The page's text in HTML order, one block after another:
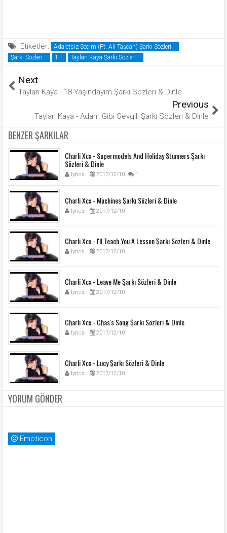
Etiketler:
Adaletsiz Seçim (Ft. Ali Taşcan) Şarkı Sözleri
Şarkı Sözleri
T Taylan Kaya Şarkı Sözleri
Next
Taylan Kaya - 18 Yaşındayım Şarkı Sözleri & Dinle
Previous
Taylan Kaya - Adam Gibi Sevgili Şarkı Sözleri & Dinle
BENZER ŞARKILAR
Charli Xcx - Supermodels And Holiday Stunners Şarkı
Sözleri & Dinle
lyrics 2017/12/10 1
Charli Xcx - Machines Şarkı Sözleri & Dinle
lyrics 2017/12/10
Charli Xcx - I'll Teach You A Lesson Şarkı Sözleri & Dinle
lyrics 2017/12/10
Charli Xcx - Leave Me Şarkı Sözleri & Dinle
lyrics 2017/12/10
Charli Xcx - Chas's Song Şarkı Sözleri & Dinle
lyrics 2017/12/10
Charli Xcx - Lucy Şarkı Sözleri & Dinle
lyrics 2017/12/10
YORUM GÖNDER
Emoticon